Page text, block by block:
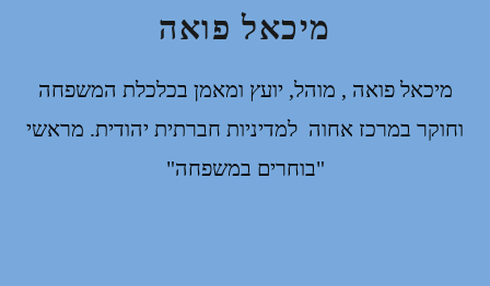
מיכאל פואה
מיכאל פואה , מוהל, יועץ ומאמן בכלכלת המשפחה
וחוקר במרכז אחוה למדיניות חברתית יהודית. מראשי
"בוחרים במשפחה"